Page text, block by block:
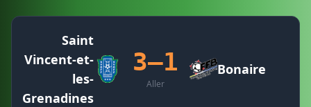
Saint
Vincent-et-
les-
Grenadines
3–1
Aller
Bonaire